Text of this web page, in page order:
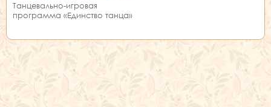
Танцевально-игровая
программа «Единство танца»